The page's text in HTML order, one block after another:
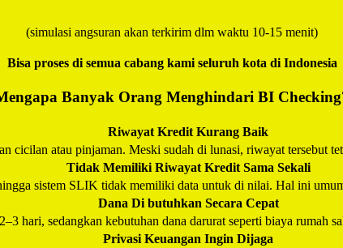
(simulasi angsuran akan terkirim dlm waktu 10-15 menit)
Bisa proses di semua cabang kami seluruh kota di Indonesia
Banyak Orang Menghindari BI
Riwayat Kredit Kurang Baik
cicilan atau pinjaman. Meski sudah di lunasi, riwayat tersebut
Tidak Memiliki Riwayat Kredit Sama Sekali
sistem SLIK tidak memiliki data untuk di nilai. Hal ini
Dana Di butuhkan Secara Cepat
hari, sedangkan kebutuhan dana darurat seperti biaya rumah
Privasi Keuangan Ingin Dijaga